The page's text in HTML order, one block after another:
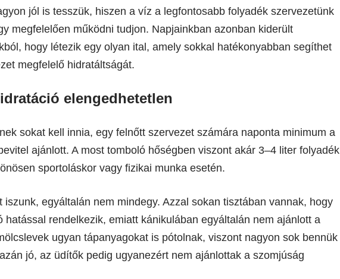
jól is tesszük, hiszen a víz a legfontosabb folyadék szervezetünk
megfelelően működni tudjon. Napjainkban azonban kiderült
hogy létezik egy olyan ital, amely sokkal hatékonyabban segíthet
megfelelő hidratáltságát.
elengedhetetlen
sokat kell innia, egy felnőtt szervezet számára naponta minimum a
ajánlott. A most tomboló hőségben viszont akár 3–4 liter folyadék
sportoláskor vagy fizikai munka esetén.
iszunk, egyáltalán nem mindegy. Azzal sokan tisztában vannak, hogy
hatással rendelkezik, emiatt kánikulában egyáltalán nem ajánlott a
ugyan tápanyagokat is pótolnak, viszont nagyon sok bennük
jó, az üdítők pedig ugyanezért nem ajánlottak a szomjúság